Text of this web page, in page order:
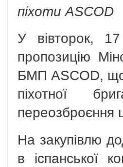
піхоти ASCOD
У вівторок,
пропозицію
БМП ASCOD,
піхотної
переозброєння
На закупівлю
в іспанської